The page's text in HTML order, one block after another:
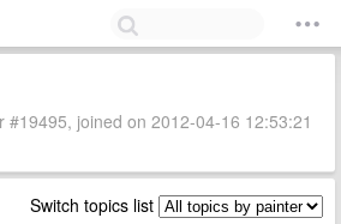
#19495, joined on 2012-04-16 12:53:21
Switch topics list